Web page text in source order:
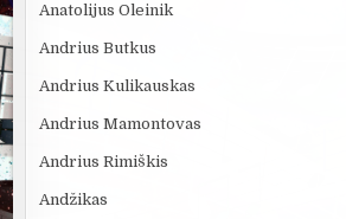
Anatolijus Oleinik
Andrius Butkus
Andrius Kulikauskas
Andrius Mamontovas
Andrius Rimiškis
Andžikas